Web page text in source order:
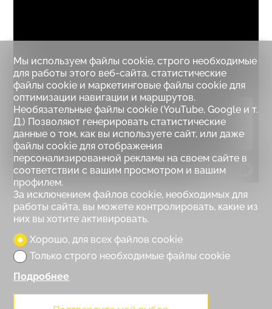
MapLibre
Мы используем файлы cookie, строго необходимые
для работы этого веб-сайта, статистические
файлы cookie и маркетинговые файлы cookie для
оптимизации навигации и маршрутов.
Необязательные файлы cookie (YouTube, Google и т.
Д.) Позволяют генерировать статистические
данные о том, как вы используете сайт, или даже
файлы cookie для отображения
персонализированной рекламы на своем сайте в
соответствии с вашим просмотром и вашим
профилем.
За исключением файлов cookie, необходимых для
работы сайта, вы можете контролировать, какие из
них вы хотите активировать.
Хорошо, для всех файлов cookie
Только строго необходимые файлы cookie
Подробнее